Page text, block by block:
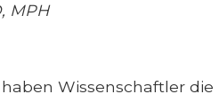
MPH
haben Wissenschaftler